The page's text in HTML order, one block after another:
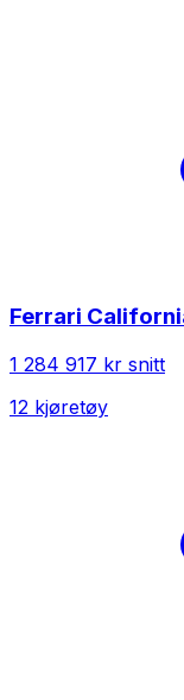
Ferrari
1 284 917 kr snitt
12 kjøretøy